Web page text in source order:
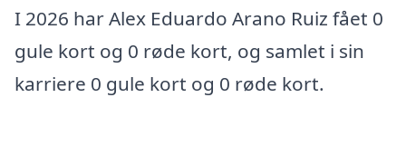
I 2026 har Alex Eduardo Arano Ruiz fået 0
gule kort og 0 røde kort, og samlet i sin
karriere 0 gule kort og 0 røde kort.